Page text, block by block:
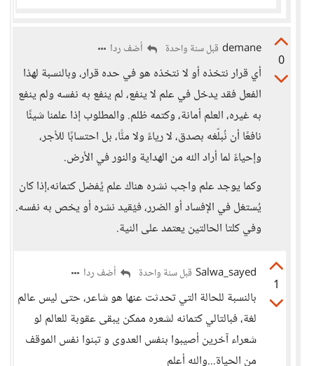
0
demane قبل سنة واحدة أضف ردا
أي قرار نتخذه أو لا نتخذه هو في حده قرار، وبالنسبة لهذا
الفعل فقد يدخل في علم لا ينفع، لم ينفع به نفسه ولم ينفع
به غيره، العلم أمانة، وكتمه ظلم. والمطلوب إذا علمنا شيئًا
نافعًا أن نُبلّغه بصدق، لا رياءً ولا منًّا، بل احتسابًا للأجر،
وإحياءً لما أراد الله من الهداية والنور في الأرض.
وكما يوجد علم واجب نشره هناك علم يُفضل كتمانه،إذا كان
يُستغل في الإفساد أو الضرر، فيُقيد نشره أو يخص به نفسه.
وفي كلتا الحالتين يعتمد على النية.
1
Salwa_sayed قبل سنة واحدة أضف ردا
بالنسبة للحالة التي تحدثت عنها هو شاعر، حتى ليس عالم
لغة، فبالتالي كتمانه لشعره ممكن يبقى عقوبة للعالم لو
شعراء آخرين أصيبوا بنفس العدوى و تبنوا نفس الموقف
من الحياة...والله أعلم